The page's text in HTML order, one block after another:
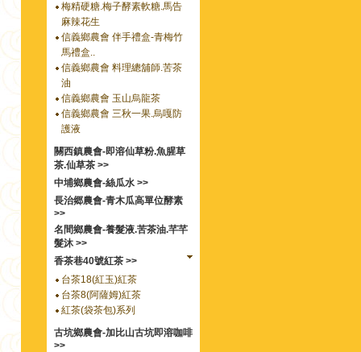
梅精硬糖.梅子酵素軟糖.馬告
麻辣花生
信義鄉農會 伴手禮盒-青梅竹
馬禮盒..
信義鄉農會 料理總舖師.苦茶
油
信義鄉農會 玉山烏龍茶
信義鄉農會 三秋一果.烏嘎防
護液
關西鎮農會-即溶仙草粉.魚腥草
茶.仙草茶 >>
中埔鄉農會-絲瓜水 >>
長治郷農會-青木瓜高單位酵素
>>
名間鄉農會-養髮液.苦茶油.芊芊
髮沐 >>
香茶巷40號紅茶 >>
台茶18(紅玉)紅茶
台茶8(阿薩姆)紅茶
紅茶(袋茶包)系列
古坑鄉農會-加比山古坑即溶咖啡
>>